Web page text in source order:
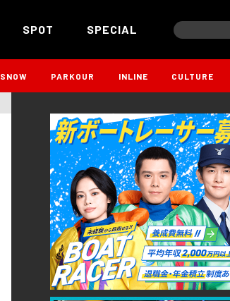
SPOT SPECIAL
SNOW PARKOUR INLINE CULTURE